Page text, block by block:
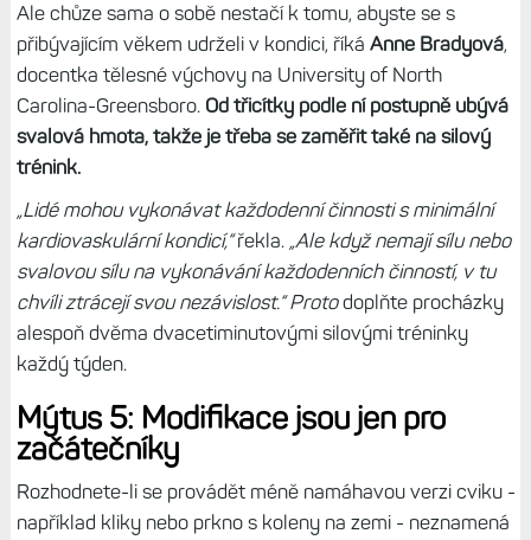
Ale chůze sama o sobě nestačí k tomu, abyste se s
přibývajícím věkem udrželi v kondici, říká Anne Bradyová,
docentka tělesné výchovy na University of North
Carolina-Greensboro. Od třicítky podle ní postupně ubývá
svalová hmota, takže je třeba se zaměřit také na silový
trénink.
„Lidé mohou vykonávat každodenní činnosti s minimální
kardiovaskulární kondicí,“řekla. „Ale když nemají sílu nebo
svalovou sílu na vykonávání každodenních činností, v tu
chvíli ztrácejí svou nezávislost.“ Protodoplňte procházky
alespoň dvěma dvacetiminutovými silovými tréninky
každý týden.
Mýtus 5: Modifikace jsou jen pro
začátečníky
Rozhodnete-li se provádět méně namáhavou verzi cviku -
například kliky nebo prkno s koleny na zemi - neznamená